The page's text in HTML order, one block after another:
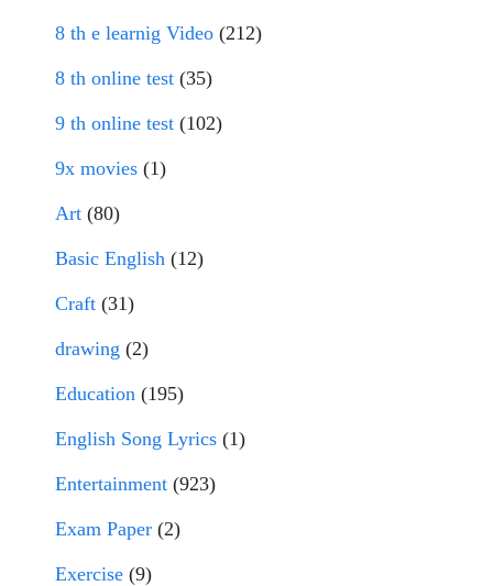
8 th e learnig Video (212)
8 th online test (35)
9 th online test (102)
9x movies (1)
Art (80)
Basic English (12)
Craft (31)
drawing (2)
Education (195)
English Song Lyrics (1)
Entertainment (923)
Exam Paper (2)
Exercise (9)